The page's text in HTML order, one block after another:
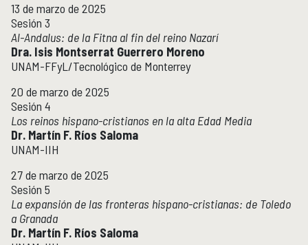
13 de marzo de 2025
Sesión 3
Al-Andalus: de la Fitna al fin del reino Nazarí
Dra. Isis Montserrat Guerrero Moreno
UNAM-FFyL/Tecnológico de Monterrey
20 de marzo de 2025
Sesión 4
Los reinos hispano-cristianos en la alta Edad Media
Dr. Martín F. Ríos Saloma
UNAM-IIH
27 de marzo de 2025
Sesión 5
La expansión de las fronteras hispano-cristianas: de Toledo
a Granada
Dr. Martín F. Ríos Saloma